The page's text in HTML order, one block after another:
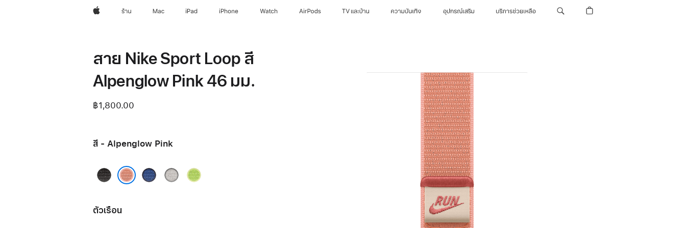
Appleร้าน Mac iPad iPhone Watch AirPods TV และบ้าน ความบันเทิง อุปกรณ์เสริม บริการช่วยเหลือ
สาย Nike Sport Loop สี
Alpenglow Pink 46 มม.
฿1,800.00
สี - Alpenglow Pink
Midnight
BlackAlpenglow Pink
Blue
Ribbon
Veiled
Grey
Volt
Splash
ตัวเรือน